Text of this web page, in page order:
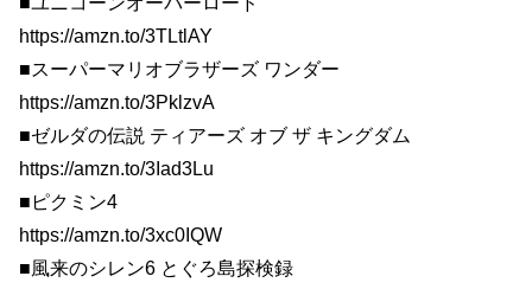
https://amzn.to/3TLtlAY
■スーパーマリオブラザーズ ワンダー
https://amzn.to/3PklzvA
■ゼルダの伝説 ティアーズ オブ ザ キングダム
https://amzn.to/3Iad3Lu
■ピクミン4
https://amzn.to/3xc0IQW
■風来のシレン6 とぐろ島探検録